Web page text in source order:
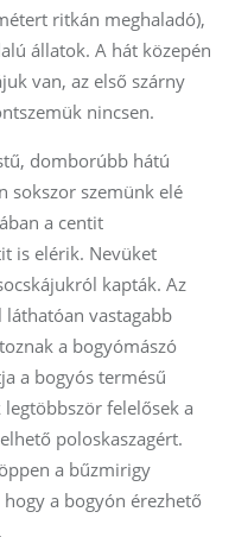
ritkán meghaladó),
állatok. A hát közepén
van, az első szárny
nincsen.
domborúbb hátú
sokszor szemünk elé
a centit
is elérik. Nevüket
kapták. Az
vastagabb
a bogyómászó
a bogyós termésű
felelősek a
poloskaszagért.
a bűzmirigy
a bogyón érezhető